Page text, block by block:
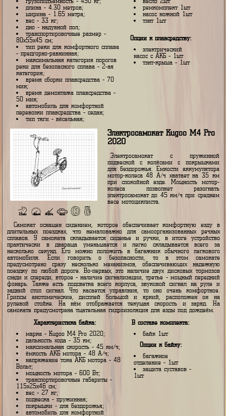
пассажировместимость - на
четыре человека человек;
грузоподъемность - 450 кг;
длина - 4.30 метров;
ширина - 1.65 метра;
вес - 33 кг;
дно - надувной пол;
транспортировочные размер -
80х55х45 см;
тип реки для комфортного сплава
- предгорно-равнинная;
максимальная категория порогов
реки для безопасного сплава - 2-ая
категория;
время сборки плавсредства - 70
мин;
время демонтажа плавсредства -
50 мин;
автомобиль для комфортной
перевозки плавсредства - седан;
тип тяги - вёсельная;
плавсредство 1шт
сидушка 2шт
насос ножной 1шт
тэнт 1шт
Опции к плавсредству:
35км 45км/ч 48А/ч min
Электросамокат Kugoo M4
2020
Электросамокат с
подвеской с колёсами с
при спокойной езде. Мощность
колеса позволяет
электросамокат до 45 км/ч при
весе мотоциклиста.
Самокат оснащен сидением, которое обеспечивает комфортную
длительных поездках, что немаловажно для самоорганизованных
сплавов. У самоката складывается сиденье и ручки, в итоге
практически в двараща уменьшается и легко складывается
несколько секунд. Его можно положить в багажник обычного
автомобиля. Если говорить о безопасности, то в этом
предусмотрено сразу несколько механизмов, обеспечивающих
поездку по любой дороге. Во-первых, это наличие двух дисковых
сзади и спереди, второе - наличие сигнализации, третье - мощный
фонарь. Также есть подсветка всего корпуса, звуковой сигнал на
задний стоп сигнал. Что касается управлния, то оно очень
Грипсы анотомические, дисплей большой и яркий, расположен
рулевой стойке. На нём отображается текущая скорость и
самокате предусмотрена тщательная гидроизоляция для езды под
Характеристика байка:
марка - Kugoo M4 Pro 2020;
дальность хода - 35 км;
максимальная скорость - 45 км/ч;